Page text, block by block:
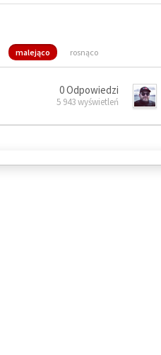
malejąco rosnąco
0 Odpowiedzi
5 943 wyświetleń